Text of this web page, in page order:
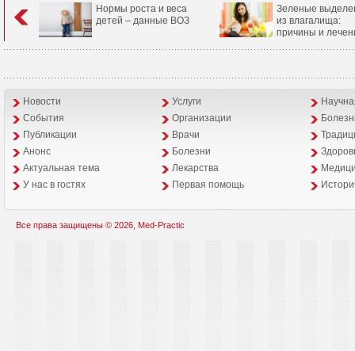
Нормы роста и веса
детей – данные ВОЗ
Зеленые
из влагалища:
причины и
Новости Услуги
События
Организации
Публикации
Врачи
Анонс
Болезни
Aктуальная тема
Лекарства
У нас в гостях
Первая помощь
Все права защищены © 2026, Med-Practic